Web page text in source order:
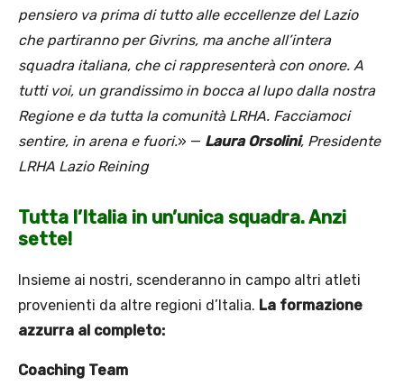
pensiero va prima di tutto alle eccellenze del Lazio
che partiranno per Givrins, ma anche all’intera
squadra italiana, che ci rappresenterà con onore. A
tutti voi, un grandissimo in bocca al lupo dalla nostra
Regione e da tutta la comunità LRHA. Facciamoci
sentire, in arena e fuori.» — Laura Orsolini, Presidente
LRHA Lazio Reining
Tutta l’Italia in un’unica squadra. Anzi
sette!
Insieme ai nostri, scenderanno in campo altri atleti
provenienti da altre regioni d’Italia. La formazione
azzurra al completo:
Coaching Team